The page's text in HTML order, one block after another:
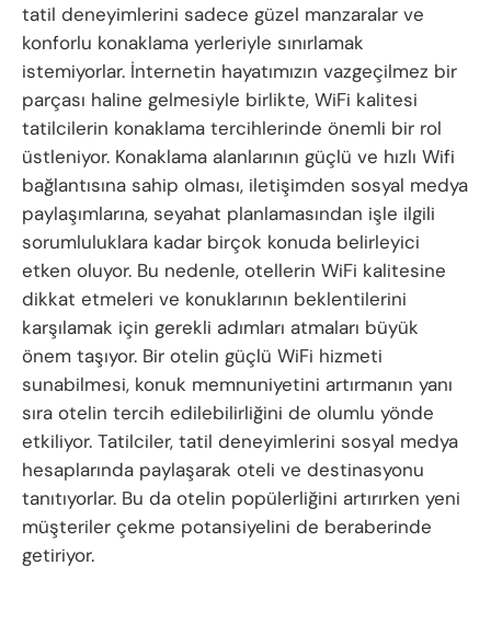
tatil deneyimlerini sadece güzel manzaralar ve
konforlu konaklama yerleriyle sınırlamak
istemiyorlar. İnternetin hayatımızın vazgeçilmez bir
parçası haline gelmesiyle birlikte, WiFi kalitesi
tatilcilerin konaklama tercihlerinde önemli bir rol
üstleniyor. Konaklama alanlarının güçlü ve hızlı Wifi
bağlantısına sahip olması, iletişimden sosyal medya
paylaşımlarına, seyahat planlamasından işle ilgili
sorumluluklara kadar birçok konuda belirleyici
etken oluyor. Bu nedenle, otellerin WiFi kalitesine
dikkat etmeleri ve konuklarının beklentilerini
karşılamak için gerekli adımları atmaları büyük
önem taşıyor. Bir otelin güçlü WiFi hizmeti
sunabilmesi, konuk memnuniyetini artırmanın yanı
sıra otelin tercih edilebilirliğini de olumlu yönde
etkiliyor. Tatilciler, tatil deneyimlerini sosyal medya
hesaplarında paylaşarak oteli ve destinasyonu
tanıtıyorlar. Bu da otelin popülerliğini artırırken yeni
müşteriler çekme potansiyelini de beraberinde
getiriyor.